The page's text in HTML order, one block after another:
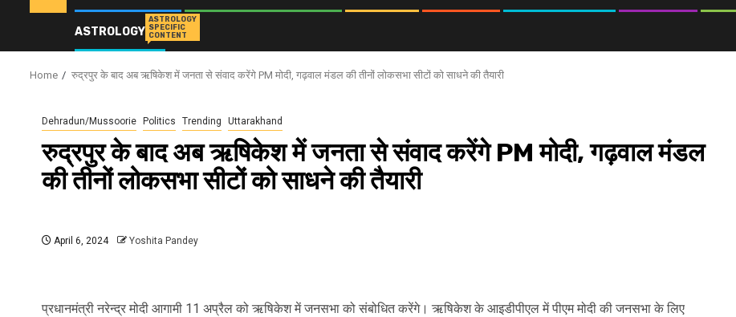
ASTROLOGY
ASTROLOGY
SPECIFIC
CONTENT
Home रुद्रपुर के बाद अब ऋषिकेश में जनता से संवाद करेंगे PM मोदी, गढ़वाल मंडल की तीनों लोकसभा सीटों को साधने की तैयारी
Dehradun/Mussoorie Politics Trending Uttarakhand
रुद्रपुर के बाद अब ऋषिकेश में जनता से संवाद करेंगे PM मोदी, गढ़वाल मंडल
की तीनों लोकसभा सीटों को साधने की तैयारी
April 6, 2024 Yoshita Pandey
प्रधानमंत्री नरेन्द्र मोदी आगामी 11 अप्रैल को ऋषिकेश में जनसभा को संबोधित करेंगे। ऋषिकेश के आइडीपीएल में पीएम मोदी की जनसभा के लिए